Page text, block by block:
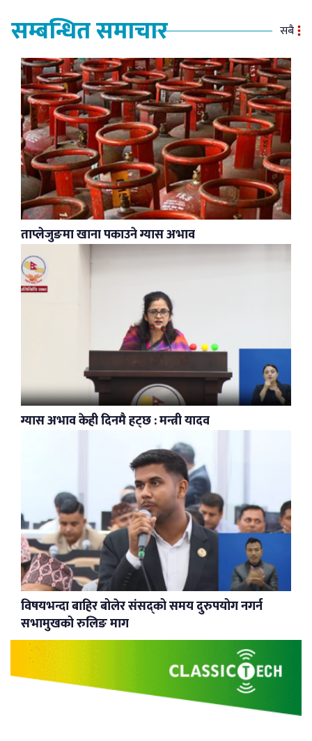
सम्बन्धित समाचार सबै
ताप्लेजुङमा खाना पकाउने ग्यास अभाव
ग्यास अभाव केही दिनमै हट्छ : मन्त्री यादव
विषयभन्दा बाहिर बोलेर संसद्को समय दुरुपयोग नगर्न
सभामुखको रुलिङ माग